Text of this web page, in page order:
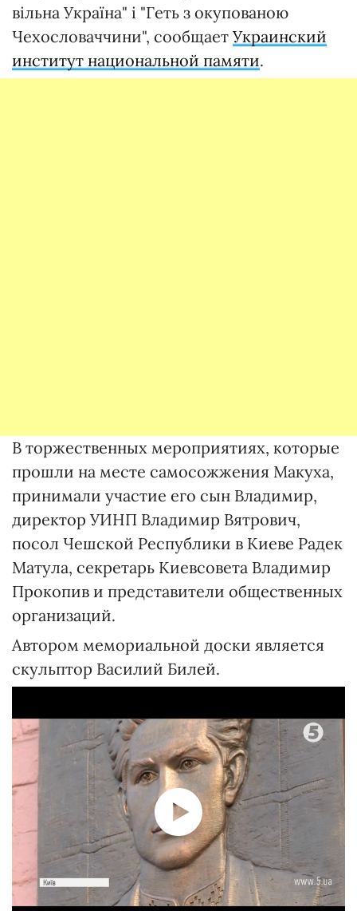
вільна Україна" і "Геть з окупованою
Чехословаччини", сообщает Украинский
институт национальной памяти.
В торжественных мероприятиях, которые
прошли на месте самосожжения Макуха,
принимали участие его сын Владимир,
директор УИНП Владимир Вятрович,
посол Чешской Республики в Киеве Радек
Матула, секретарь Киевсовета Владимир
Прокопив и представители общественных
организаций.
Автором мемориальной доски является
скульптор Василий Билей.